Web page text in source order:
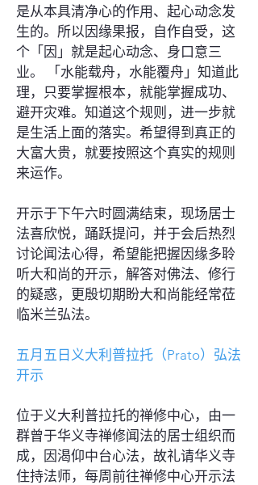
是从本具清净心的作用、起心动念发
生的。所以因缘果报，自作自受，这
个「因」就是起心动念、身口意三
业。 「水能载舟，水能覆舟」知道此
理，只要掌握根本，就能掌握成功、
避开灾难。知道这个规则，进一步就
是生活上面的落实。希望得到真正的
大富大贵，就要按照这个真实的规则
来运作。
开示于下午六时圆满结束，现场居士
法喜欣悦，踊跃提问，并于会后热烈
讨论闻法心得，希望能把握因缘多聆
听大和尚的开示，解答对佛法、修行
的疑惑，更殷切期盼大和尚能经常莅
临米兰弘法。
五月五日义大利普拉托（Prato）弘法
开示
位于义大利普拉托的禅修中心，由一
群曾于华义寺禅修闻法的居士组织而
成，因渴仰中台心法，故礼请华义寺
住持法师，每周前往禅修中心开示法